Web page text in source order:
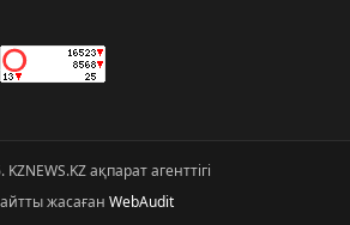
ақпарат агенттігі
жасаған WebAudit